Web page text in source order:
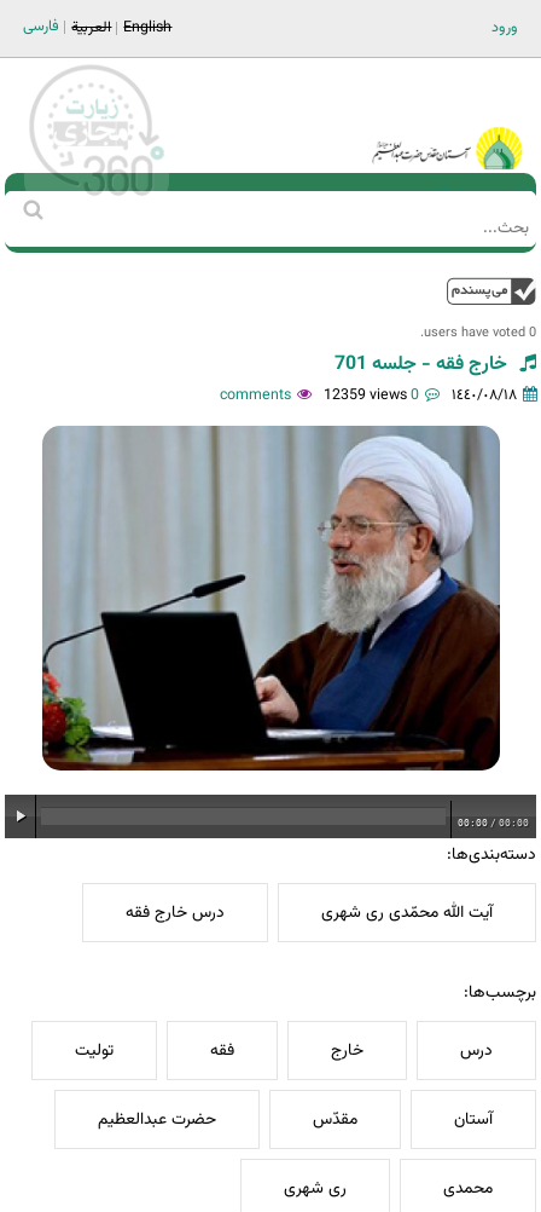
ورود فارسی العربية English
Main men-AR
استمارة
‏
0 users have voted.
خارج فقه - جلسه 701
١٤٤٠/٠٨/١٨ 0 comments
12359 views
00:00 / 00:00
دسته‌بندی‌ها:
آیت الله محمّدی ری شهری درس خارج فقه
برچسب‌ها:
درس خارج فقه تولیت
آستان مقدّس حضرت عبدالعظیم
محمدی ری شهری